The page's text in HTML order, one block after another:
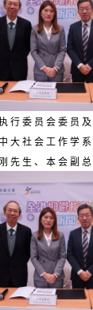
行委员会委员
大社会工作学
先生、本会副